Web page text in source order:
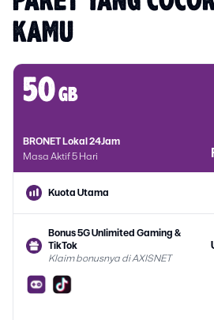
KAMU
50gb
BRONET Lokal 24Jam
Masa Aktif 5 Hari
Kuota Utama
Bonus 5G Unlimited Gaming &
TikTok
Klaim bonusnya di AXISNET